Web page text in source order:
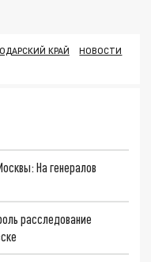
КРАЙ
НОВОСТИ
На генералов
расследование